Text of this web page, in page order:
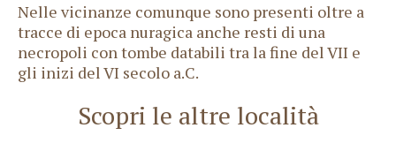
Nelle vicinanze comunque sono presenti oltre a
tracce di epoca nuragica anche resti di una
necropoli con tombe databili tra la fine del VII e
gli inizi del VI secolo a.C.
Scopri le altre località